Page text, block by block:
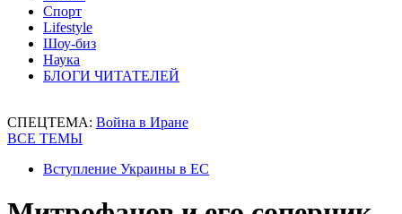
Спорт
Lifestyle
Шоу-биз
Наука
БЛОГИ ЧИТАТЕЛЕЙ
СПЕЦТЕМА: Война в Иране
ВСЕ ТЕМЫ
Вступление Украины в ЕС